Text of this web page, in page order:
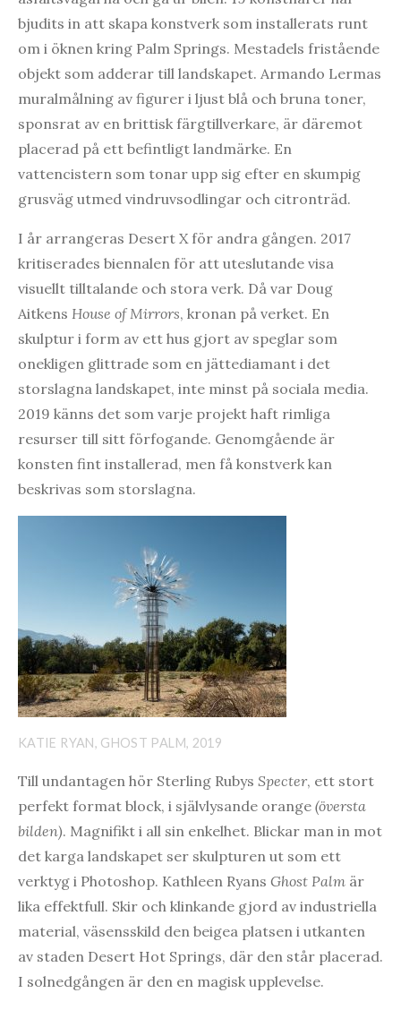
bjudits in att skapa konstverk som installerats runt
om i öknen kring Palm Springs. Mestadels fristående
objekt som adderar till landskapet. Armando Lermas
muralmålning av figurer i ljust blå och bruna toner,
sponsrat av en brittisk färgtillverkare, är däremot
placerad på ett befintligt landmärke. En
vattencistern som tonar upp sig efter en skumpig
grusväg utmed vindruvsodlingar och citronträd.
I år arrangeras Desert X för andra gången. 2017
kritiserades biennalen för att uteslutande visa
visuellt tilltalande och stora verk. Då var Doug
Aitkens House of Mirrors, kronan på verket. En
skulptur i form av ett hus gjort av speglar som
onekligen glittrade som en jättediamant i det
storslagna landskapet, inte minst på sociala media.
2019 känns det som varje projekt haft rimliga
resurser till sitt förfogande. Genomgående är
konsten fint installerad, men få konstverk kan
beskrivas som storslagna.
KATIE RYAN, GHOST PALM, 2019
Till undantagen hör Sterling Rubys Specter, ett stort
perfekt format block, i självlysande orange (översta
bilden). Magnifikt i all sin enkelhet. Blickar man in mot
det karga landskapet ser skulpturen ut som ett
verktyg i Photoshop. Kathleen Ryans Ghost Palm är
lika effektfull. Skir och klinkande gjord av industriella
material, väsensskild den beigea platsen i utkanten
av staden Desert Hot Springs, där den står placerad.
I solnedgången är den en magisk upplevelse.